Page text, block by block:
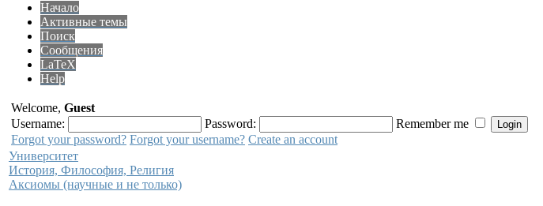
Начало
Активные темы
Поиск
Сообщения
LaTeX
Help
Welcome, Guest
Username:
Password:
Remember me
Forgot your password? Forgot your username? Create an account
Университет
История, Философия, Религия
Аксиомы (научные и не только)